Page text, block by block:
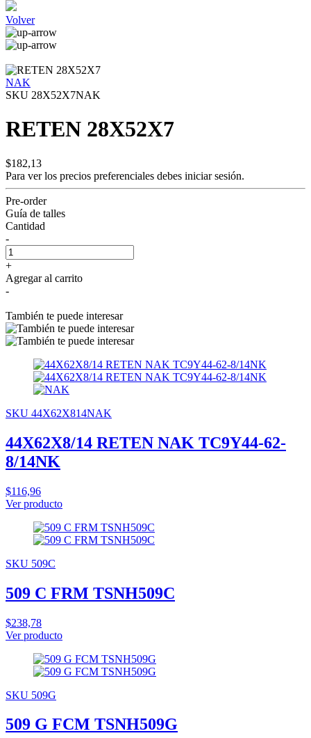
Volver
NAK
SKU 28X52X7NAK
RETEN 28X52X7
$182,13
Para ver los precios preferenciales debes iniciar sesión.
Pre-order
Guía de talles
Cantidad
-
+
Agregar al carrito
-
También te puede interesar
SKU 44X62X814NAK
44X62X8/14 RETEN NAK TC9Y44-62-
8/14NK
$116,96
Ver producto
SKU 509C
509 C FRM TSNH509C
$238,78
Ver producto
SKU 509G
509 G FCM TSNH509G